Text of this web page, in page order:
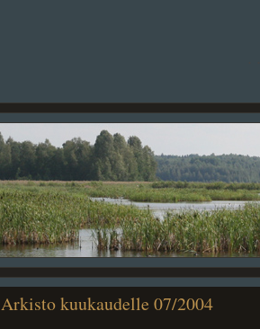
Arkisto kuukaudelle 07/2004